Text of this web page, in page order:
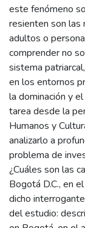
este fenómeno
resienten son las
adultos o
comprender no
sistema
en los entornos
la dominación y
tarea desde la
Humanos y
analizarlo a
problema de
¿Cuáles son las
Bogotá D.C., en
dicho
del estudio: